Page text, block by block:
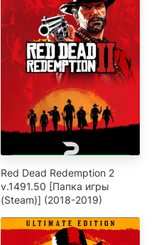
Red Dead Redemption 2
v.1491.50 [Папка игры
(Steam)] (2018-2019)